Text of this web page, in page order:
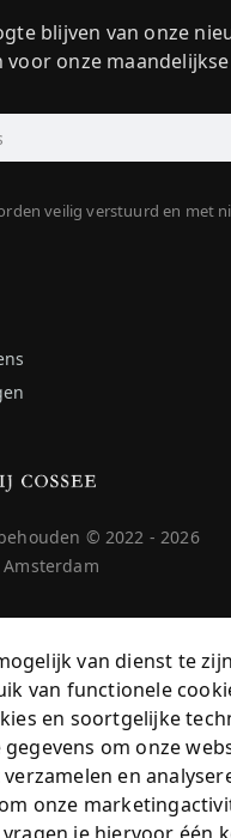
blijven van onze
voor onze
veilig verstuurd en met
© 2022 - 2026
van dienst te
van functionele
en soortgelijke
om onze
en
onze